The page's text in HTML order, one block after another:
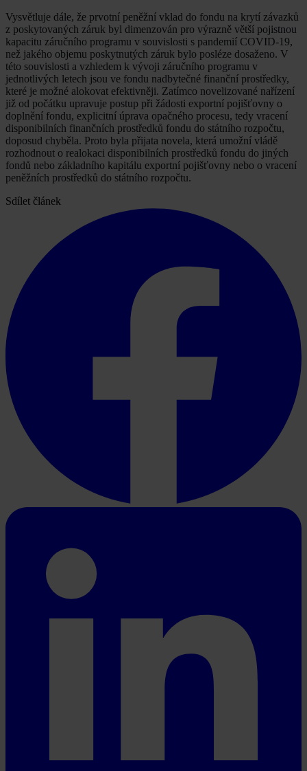
Vysvětluje dále, že prvotní peněžní vklad do fondu na krytí závazků
z poskytovaných záruk byl dimenzován pro výrazně větší pojistnou
kapacitu záručního programu v souvislosti s pandemií COVID-19,
než jakého objemu poskytnutých záruk bylo posléze dosaženo. V
této souvislosti a vzhledem k vývoji záručního programu v
jednotlivých letech jsou ve fondu nadbytečné finanční prostředky,
které je možné alokovat efektivněji. Zatímco novelizované nařízení
již od počátku upravuje postup při žádosti exportní pojišťovny o
doplnění fondu, explicitní úprava opačného procesu, tedy vracení
disponibilních finančních prostředků fondu do státního rozpočtu,
doposud chyběla. Proto byla přijata novela, která umožní vládě
rozhodnout o realokaci disponibilních prostředků fondu do jiných
fondů nebo základního kapitálu exportní pojišťovny nebo o vracení
peněžních prostředků do státního rozpočtu.
Sdílet článek